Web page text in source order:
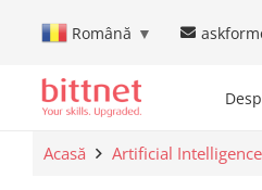
Română ▼
Acasă Artificial Intelligence